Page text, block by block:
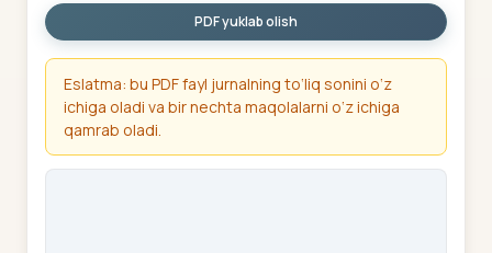
PDF yuklab olish
Eslatma: bu PDF fayl jurnalning to‘liq sonini o‘z
ichiga oladi va bir nechta maqolalarni o‘z ichiga
qamrab oladi.